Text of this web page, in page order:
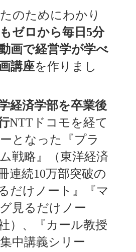
のためにわかり
ゼロから毎日5分
画で経営学が学べ
講座を作りまし
経済学部を卒業後
NTTドコモを経て
となった『プラ
戦略』（東洋経済
連続10万部突破の
だけノート』『マ
見るだけノー
）、『カール教授
中講義シリー